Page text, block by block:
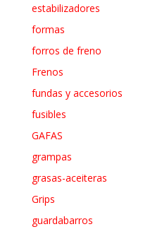
estabilizadores
formas
forros de freno
Frenos
fundas y accesorios
fusibles
GAFAS
grampas
grasas-aceiteras
Grips
guardabarros